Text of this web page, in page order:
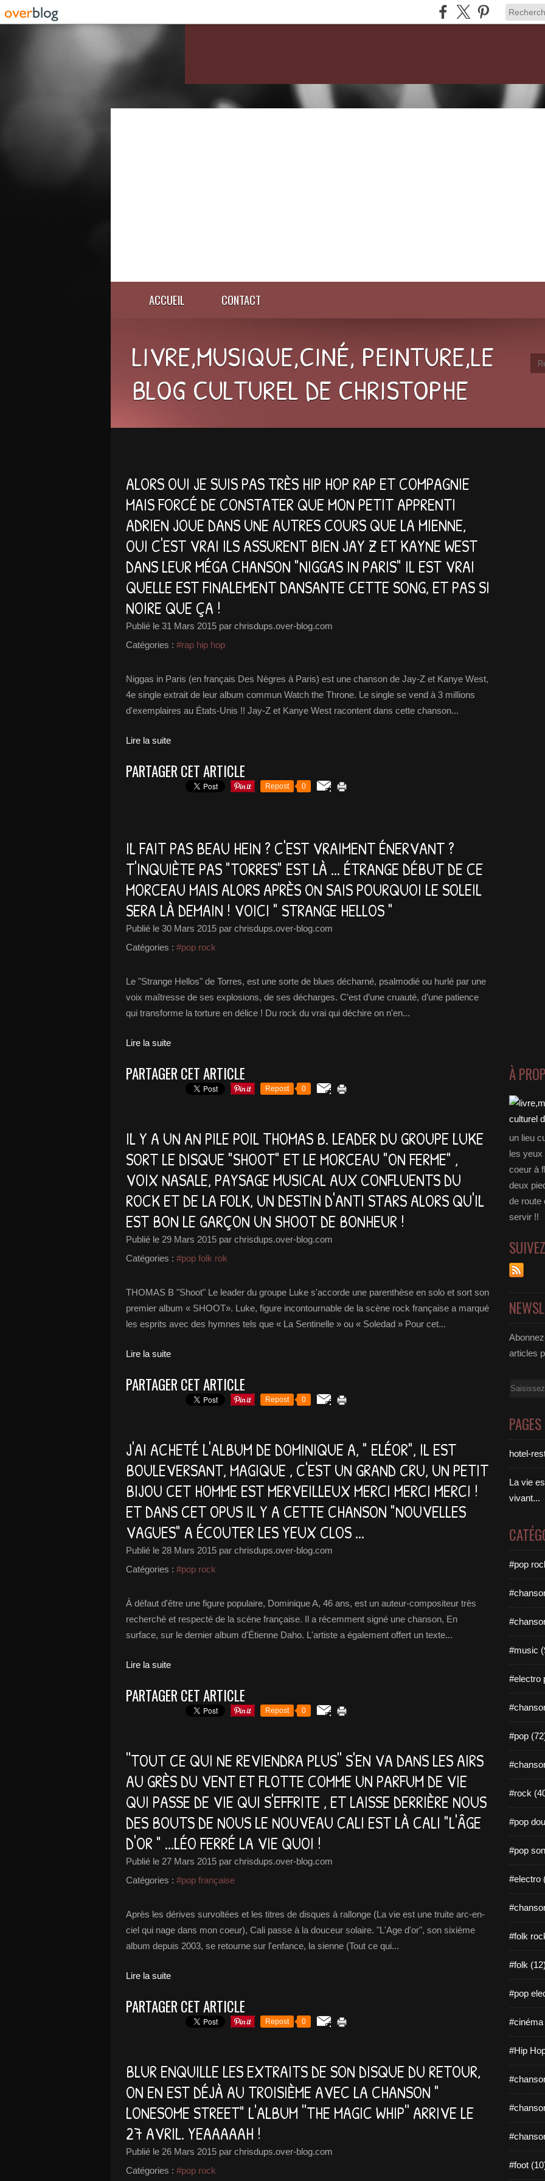
ACCUEIL CONTACT
LIVRE,MUSIQUE,CINÉ, PEINTURE,LE
BLOG CULTUREL DE CHRISTOPHE
ALORS OUI JE SUIS PAS TRÈS HIP HOP RAP ET COMPAGNIE
MAIS FORCÉ DE CONSTATER QUE MON PETIT APPRENTI
ADRIEN JOUE DANS UNE AUTRES COURS QUE LA MIENNE,
OUI C'EST VRAI ILS ASSURENT BIEN JAY Z ET KAYNE WEST
DANS LEUR MÉGA CHANSON "NIGGAS IN PARIS" IL EST VRAI
QUELLE EST FINALEMENT DANSANTE CETTE SONG, ET PAS SI
NOIRE QUE ÇA !
Publié le 31 Mars 2015 par chrisdups.over-blog.com
Catégories : #rap hip hop
Niggas in Paris (en français Des Nègres à Paris) est une chanson de Jay-Z et Kanye West,
4e single extrait de leur album commun Watch the Throne. Le single se vend à 3 millions
d'exemplaires au États-Unis !! Jay-Z et Kanye West racontent dans cette chanson...
Lire la suite
PARTAGER CET ARTICLE
Repost 0
IL FAIT PAS BEAU HEIN ? C'EST VRAIMENT ÉNERVANT ?
T'INQUIÈTE PAS "TORRES" EST LÀ ... ÉTRANGE DÉBUT DE CE
MORCEAU MAIS ALORS APRÈS ON SAIS POURQUOI LE SOLEIL
SERA LÀ DEMAIN ! VOICI " STRANGE HELLOS "
Publié le 30 Mars 2015 par chrisdups.over-blog.com
Catégories : #pop rock
Le "Strange Hellos" de Torres, est une sorte de blues décharné, psalmodié ou hurlé par une
voix maîtresse de ses explosions, de ses décharges. C’est d’une cruauté, d’une patience
qui transforme la torture en délice ! Du rock du vrai qui déchire on n'en...
Lire la suite
PARTAGER CET ARTICLE
Repost 0
IL Y A UN AN PILE POIL THOMAS B. LEADER DU GROUPE LUKE
SORT LE DISQUE "SHOOT" ET LE MORCEAU "ON FERME" ,
VOIX NASALE, PAYSAGE MUSICAL AUX CONFLUENTS DU
ROCK ET DE LA FOLK, UN DESTIN D'ANTI STARS ALORS QU'IL
EST BON LE GARÇON UN SHOOT DE BONHEUR !
Publié le 29 Mars 2015 par chrisdups.over-blog.com
Catégories : #pop folk rok
THOMAS B "Shoot" Le leader du groupe Luke s'accorde une parenthèse en solo et sort son
premier album « SHOOT». Luke, figure incontournable de la scène rock française a marqué
les esprits avec des hymnes tels que « La Sentinelle » ou « Soledad » Pour cet...
Lire la suite
PARTAGER CET ARTICLE
Repost 0
J'AI ACHETÉ L'ALBUM DE DOMINIQUE A, " ELÉOR", IL EST
BOULEVERSANT, MAGIQUE , C'EST UN GRAND CRU, UN PETIT
BIJOU CET HOMME EST MERVEILLEUX MERCI MERCI MERCI !
ET DANS CET OPUS IL Y A CETTE CHANSON "NOUVELLES
VAGUES" A ÉCOUTER LES YEUX CLOS ...
Publié le 28 Mars 2015 par chrisdups.over-blog.com
Catégories : #pop rock
À défaut d'être une figure populaire, Dominique A, 46 ans, est un auteur-compositeur très
recherché et respecté de la scène française. Il a récemment signé une chanson, En
surface, sur le dernier album d'Étienne Daho. L'artiste a également offert un texte...
Lire la suite
PARTAGER CET ARTICLE
Repost 0
''TOUT CE QUI NE REVIENDRA PLUS'' S'EN VA DANS LES AIRS
AU GRÈS DU VENT ET FLOTTE COMME UN PARFUM DE VIE
QUI PASSE DE VIE QUI S'EFFRITE , ET LAISSE DERRIÈRE NOUS
DES BOUTS DE NOUS LE NOUVEAU CALI EST LÀ CALI "L'ÂGE
D'OR " ...LÉO FERRÉ LA VIE QUOI !
Publié le 27 Mars 2015 par chrisdups.over-blog.com
Catégories : #pop française
Après les dérives survoltées et les titres de disques à rallonge (La vie est une truite arc-en-
ciel qui nage dans mon coeur), Cali passe à la douceur solaire. "L'Age d'or", son sixième
album depuis 2003, se retourne sur l'enfance, la sienne (Tout ce qui...
Lire la suite
PARTAGER CET ARTICLE
Repost 0
BLUR ENQUILLE LES EXTRAITS DE SON DISQUE DU RETOUR,
ON EN EST DÉJÀ AU TROISIÈME AVEC LA CHANSON "
LONESOME STREET" L'ALBUM ''THE MAGIC WHIP'' ARRIVE LE
27 AVRIL. YEAAAAAH !
Publié le 26 Mars 2015 par chrisdups.over-blog.com
Catégories : #pop rock
À
un lieu
les yeux
coeur à
deux
de route
servir !!
articles
Email
PAGES
hotel-
La vie
vivant...
#pop
#music
#electro
#pop
#rock
#pop
#pop
#electro
#folk
#folk
#pop
#cinéma
#Hip
#foot